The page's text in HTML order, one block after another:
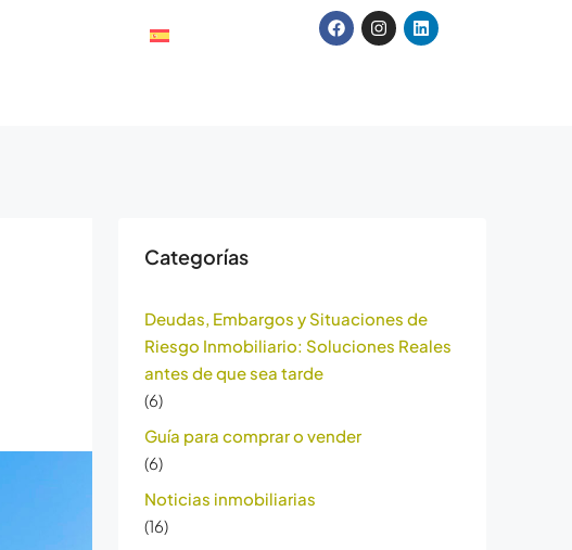
Categorías
Deudas, Embargos y Situaciones de
Riesgo Inmobiliario: Soluciones Reales
antes de que sea tarde
(6)
Guía para comprar o vender
(6)
Noticias inmobiliarias
(16)